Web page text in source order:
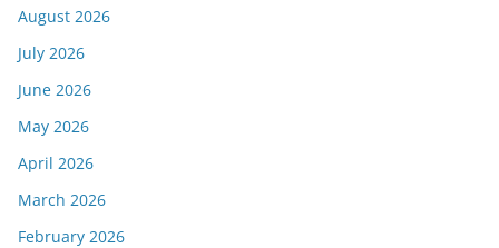
August 2026
July 2026
June 2026
May 2026
April 2026
March 2026
February 2026